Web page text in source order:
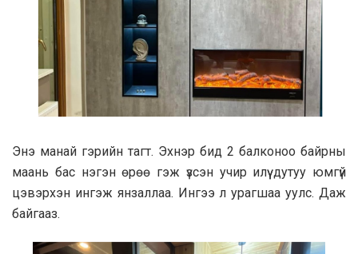
Энэ манай гэрийн тагт. Эхнэр бид 2 балконоо байрны
маань бас нэгэн өрөө гэж үзсэн учир илүү дутуу юмгүй
цэвэрхэн ингэж янзаллаа. Ингээ л урагшаа уулс. Даж
байгааз.